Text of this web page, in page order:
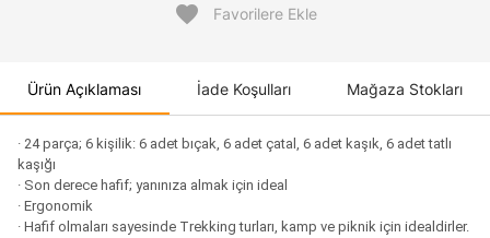
favorite Favorilere Ekle
Ürün Açıklaması İade Koşulları Mağaza Stokları
· 24 parça; 6 kişilik: 6 adet bıçak, 6 adet çatal, 6 adet kaşık, 6 adet tatlı
kaşığı
· Son derece hafif; yanınıza almak için ideal
· Ergonomik
· Hafif olmaları sayesinde Trekking turları, kamp ve piknik için idealdirler.